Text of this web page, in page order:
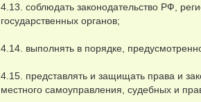
4.13. соблюдать законодательство РФ,
государственных органов;
4.14. выполнять в порядке,
4.15. представлять и защищать права и
местного самоуправления, судебных и